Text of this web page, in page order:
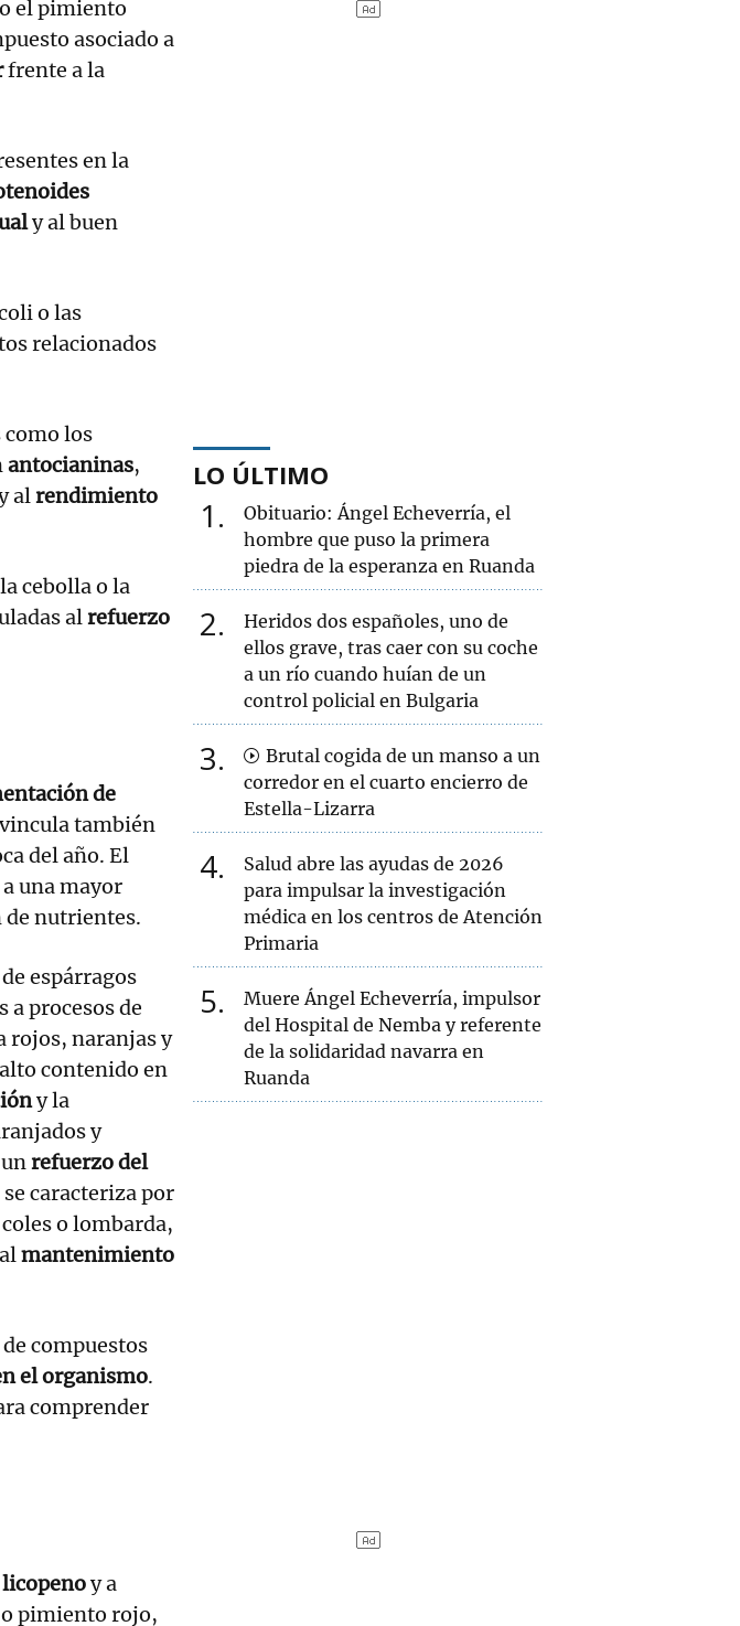
el pimiento
asociado a
frente a la
en la
y al buen
o las
relacionados
los
antocianinas,
alrendimiento
cebolla o la
alrefuerzo
de
también
del año. El
una mayor
de nutrientes.
espárragos
procesos de
rojos, naranjas y
contenido en
y la
y
refuerzo del
caracteriza por
o lombarda,
mantenimiento
compuestos
el organismo.
comprender
licopenoy a
pimiento rojo,
LO ÚLTIMO
1
Obituario: Ángel Echeverría, el
hombre que puso la primera
piedra de la esperanza en Ruanda
2
Heridos dos españoles, uno de
ellos grave, tras caer con su coche
a un río cuando huían de un
control policial en Bulgaria
3
Brutal cogida de un manso a un
corredor en el cuarto encierro de
Estella-Lizarra
4
Salud abre las ayudas de 2026
para impulsar la investigación
médica en los centros de Atención
Primaria
5
Muere Ángel Echeverría, impulsor
del Hospital de Nemba y referente
de la solidaridad navarra en
Ruanda